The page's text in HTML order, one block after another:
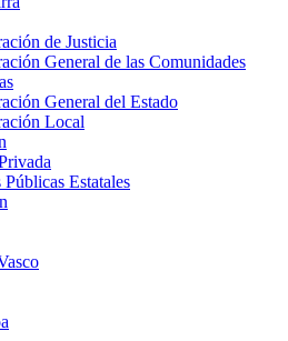
de Justicia
General de las Comunidades
General del Estado
Local
Públicas Estatales